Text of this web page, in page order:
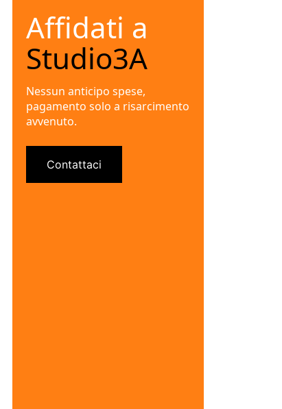
Affidati a
Studio3A
Nessun anticipo spese,
pagamento solo a risarcimento
avvenuto.
Contattaci